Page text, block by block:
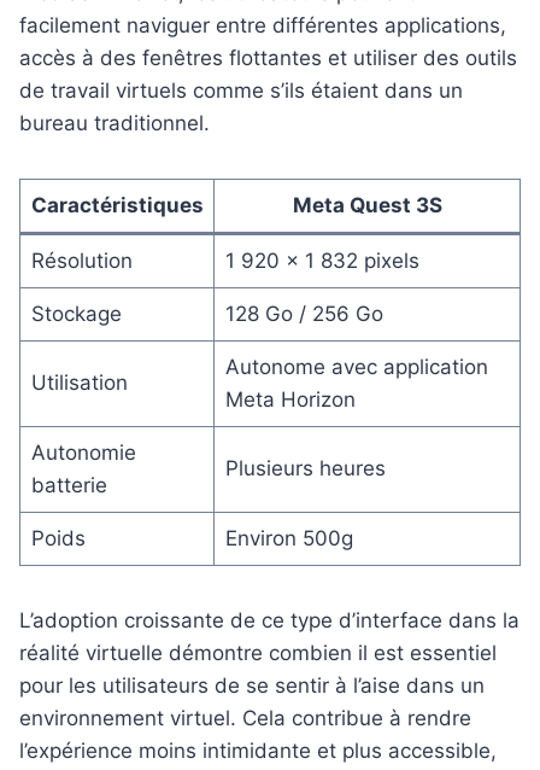
facilement naviguer entre différentes applications,
accès à des fenêtres flottantes et utiliser des outils
de travail virtuels comme s’ils étaient dans un
bureau traditionnel.
Caractéristiques Meta Quest 3S
Résolution 1 920 x 1 832 pixels
Stockage 128 Go / 256 Go
Utilisation
Autonome avec application
Meta Horizon
Autonomie
batterie
Plusieurs heures
Poids Environ 500g
L’adoption croissante de ce type d’interface dans la
réalité virtuelle démontre combien il est essentiel
pour les utilisateurs de se sentir à l’aise dans un
environnement virtuel. Cela contribue à rendre
l’expérience moins intimidante et plus accessible,